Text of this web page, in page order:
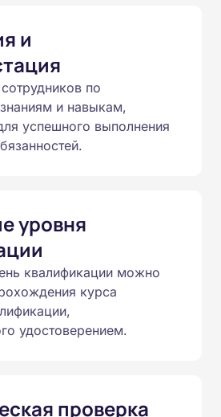
и
по
и навыкам,
успешного выполнения
уровня
квалификации можно
курса
удостоверением.
проверка